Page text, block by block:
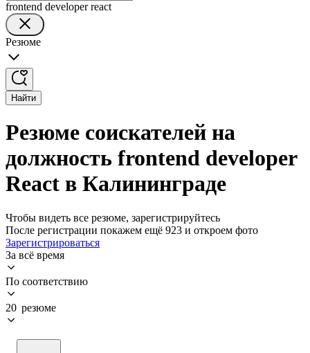
frontend developer react
Резюме
Найти
Резюме соискателей на
должность frontend developer
React в Калининграде
Чтобы видеть все резюме, зарегистрируйтесь
После регистрации покажем ещё 923 и откроем фото
Зарегистрироваться
За всё время
По соответствию
20 резюме